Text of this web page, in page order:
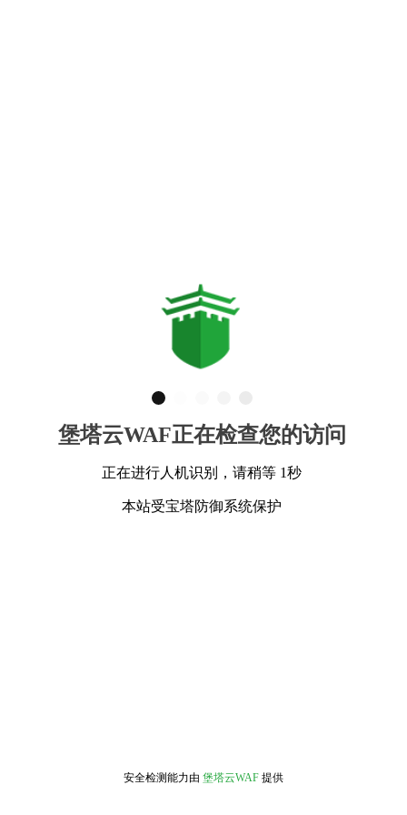
堡塔云WAF正在检查您的访问
正在进行人机识别，请稍等 1秒
本站受宝塔防御系统保护
安全检测能力由 堡塔云WAF 提供